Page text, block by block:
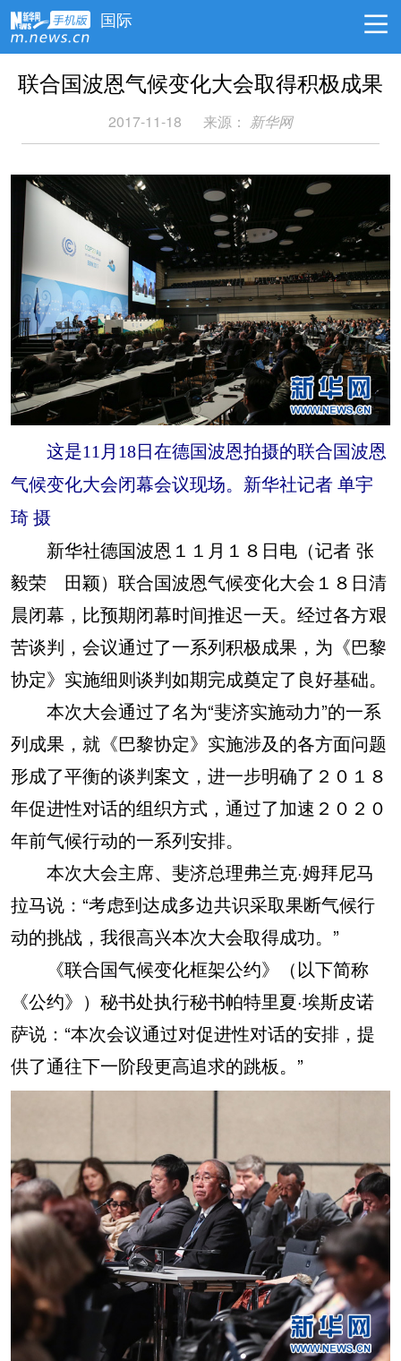
国际
联合国波恩气候变化大会取得积极成果
2017-11-18 来源： 新华网
这是11月18日在德国波恩拍摄的联合国波恩
气候变化大会闭幕会议现场。新华社记者 单宇
琦 摄
新华社德国波恩１１月１８日电（记者 张
毅荣 田颖）联合国波恩气候变化大会１８日清
晨闭幕，比预期闭幕时间推迟一天。经过各方艰
苦谈判，会议通过了一系列积极成果，为《巴黎
协定》实施细则谈判如期完成奠定了良好基础。
本次大会通过了名为“斐济实施动力”的一系
列成果，就《巴黎协定》实施涉及的各方面问题
形成了平衡的谈判案文，进一步明确了２０１８
年促进性对话的组织方式，通过了加速２０２０
年前气候行动的一系列安排。
本次大会主席、斐济总理弗兰克·姆拜尼马
拉马说：“考虑到达成多边共识采取果断气候行
动的挑战，我很高兴本次大会取得成功。”
《联合国气候变化框架公约》（以下简称
《公约》）秘书处执行秘书帕特里夏·埃斯皮诺
萨说：“本次会议通过对促进性对话的安排，提
供了通往下一阶段更高追求的跳板。”